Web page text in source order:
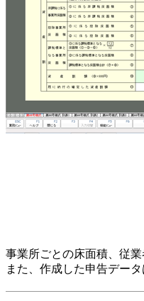
事業所ごとの床面積、従
また、作成した申告デー